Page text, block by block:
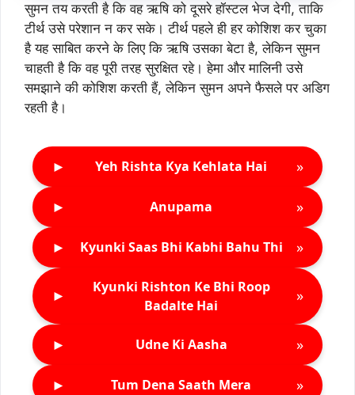
सुमन तय करती है कि वह ऋषि को दूसरे हॉस्टल भेज देगी, ताकि
टीर्थ उसे परेशान न कर सके। टीर्थ पहले ही हर कोशिश कर चुका
है यह साबित करने के लिए कि ऋषि उसका बेटा है, लेकिन सुमन
चाहती है कि वह पूरी तरह सुरक्षित रहे। हेमा और मालिनी उसे
समझाने की कोशिश करती हैं, लेकिन सुमन अपने फैसले पर अडिग
रहती है।
► Yeh Rishta Kya Kehlata Hai »
► Anupama »
► Kyunki Saas Bhi Kabhi Bahu Thi »
►
Kyunki Rishton Ke Bhi Roop
Badalte Hai
»
► Udne Ki Aasha »
► Tum Dena Saath Mera »